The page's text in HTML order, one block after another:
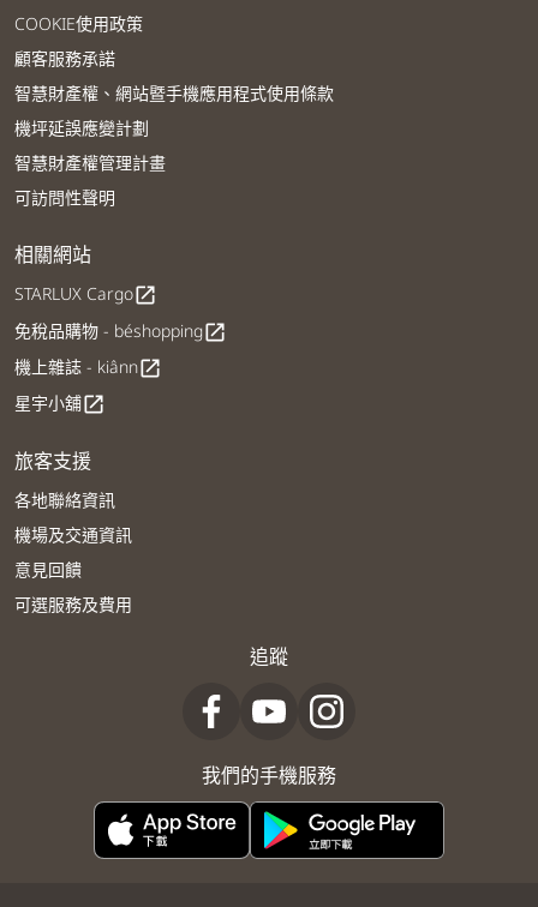
COOKIE使用政策
顧客服務承諾
智慧財產權、網站暨手機應用程式使用條款
機坪延誤應變計劃
智慧財產權管理計畫
可訪問性聲明
相關網站
STARLUX Cargoopen_in_new
免稅品購物 - béshoppingopen_in_new
機上雜誌 - kiânnopen_in_new
星宇小舖open_in_new
旅客支援
各地聯絡資訊
機場及交通資訊
意見回饋
可選服務及費用
追蹤
我們的手機服務